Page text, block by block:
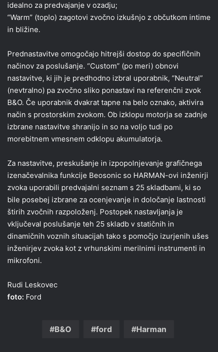
idealno za predvajanje v ozadju;
“Warm” (toplo) zagotovi zvočno izkušnjo z občutkom intime
in bližine.
Prednastavitve omogočajo hitrejši dostop do specifičnih
načinov za poslušanje. “Custom” (po meri) obnovi
nastavitve, ki jih je predhodno izbral uporabnik, “Neutral”
(nevtralno) pa zvočno sliko ponastavi na referenčni zvok
B&O. Če uporabnik dvakrat tapne na belo oznako, aktivira
način s prostorskim zvokom. Ob izklopu motorja se zadnje
izbrane nastavitve shranijo in so na voljo tudi po
morebitnem vmesnem odklopu akumulatorja.
Za nastavitve, preskušanje in izpopolnjevanje grafičnega
izenačevalnika funkcije Beosonic so HARMAN-ovi inženirji
zvoka uporabili predvajalni seznam s 25 skladbami, ki so
bile posebej izbrane za ocenjevanje in določanje lastnosti
štirih zvočnih razpoloženj. Postopek nastavljanja je
vključeval poslušanje teh 25 skladb v statičnih in
dinamičnih voznih situacijah tako s pomočjo izurjenih ušes
inženirjev zvoka kot z vrhunskimi merilnimi instrumenti in
mikrofoni.
Rudi Leskovec
foto: Ford
B&O ford Harman